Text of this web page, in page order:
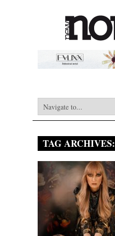
TAG ARCHIVES: